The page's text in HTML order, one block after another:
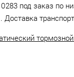
под заказ по
Доставка